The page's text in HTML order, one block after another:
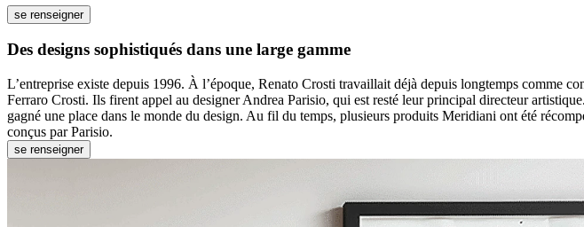
se renseigner
Des designs sophistiqués dans une large gamme
L’entreprise existe depuis 1996. À l’époque, Renato Crosti travaillait déjà depuis longtemps comme
Ferraro Crosti. Ils firent appel au designer Andrea Parisio, qui est resté leur principal directeur
gagné une place dans le monde du design. Au fil du temps, plusieurs produits Meridiani ont été
conçus par Parisio.
se renseigner